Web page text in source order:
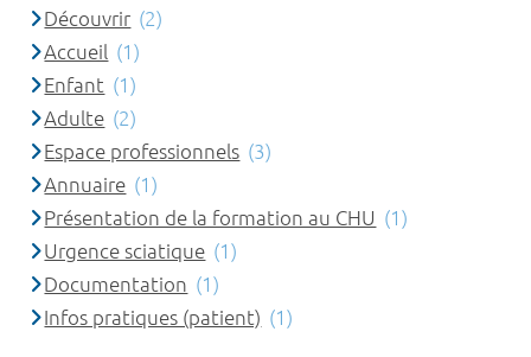
Découvrir (2)
Accueil (1)
Enfant (1)
Adulte (2)
Espace professionnels (3)
Annuaire (1)
Présentation de la formation au CHU (1)
Urgence sciatique (1)
Documentation (1)
Infos pratiques (patient) (1)